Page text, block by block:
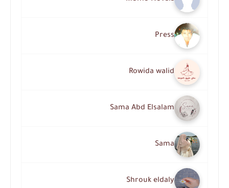
Press
Rowida walid
Sama Abd Elsalam
Sama
Shrouk eldaly